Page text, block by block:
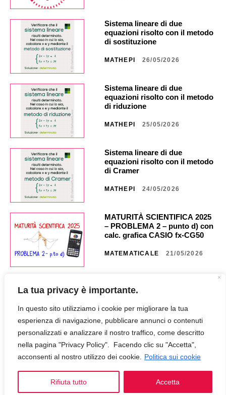
La tua privacy è importante.
In questo sito utilizziamo i cookie per migliorare la tua
esperienza di navigazione, pubblicare annunci o contenuti
personalizzati e analizzare il nostro traffico, come descritto
nella pagina "Privacy Policy". Facendo clic su "Accetta",
acconsenti al nostro utilizzo dei cookie.
Politica sui cookie
Rifiuta tutto Accetta
Sistema lineare di due
equazioni risolto con il metodo
di sostituzione
MATHEPI 26/05/2026
Sistema lineare di due
equazioni risolto con il metodo
di riduzione
MATHEPI 25/05/2026
Sistema lineare di due
equazioni risolto con il metodo
di Cramer
MATHEPI 24/05/2026
MATURITÀ SCIENTIFICA 2025
– PROBLEMA 2 – punto d) con
calc. grafica CASIO fx-CG50 _
MATEMATICALE 21/05/2026
– PROBLEMA 2 – punto c) con
NA35 _ CG849
MATEMATICALE 18/05/2026
MATURITÀ SCIENTIFICA 2025
– PROBLEMA 2 – punto b) con
NA30 _ CG847
MATEMATICALE 12/05/2026